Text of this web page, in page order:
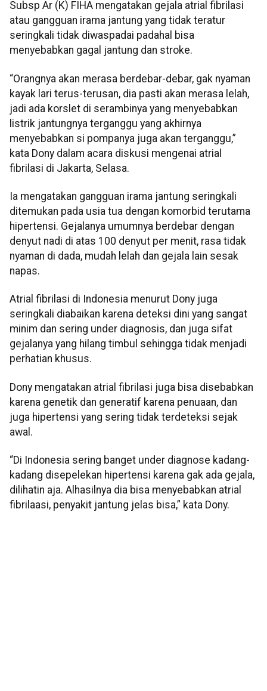
Subsp Ar (K) FIHA mengatakan gejala atrial fibrilasi
atau gangguan irama jantung yang tidak teratur
seringkali tidak diwaspadai padahal bisa
menyebabkan gagal jantung dan stroke.
“Orangnya akan merasa berdebar-debar, gak nyaman
kayak lari terus-terusan, dia pasti akan merasa lelah,
jadi ada korslet di serambinya yang menyebabkan
listrik jantungnya terganggu yang akhirnya
menyebabkan si pompanya juga akan terganggu,”
kata Dony dalam acara diskusi mengenai atrial
fibrilasi di Jakarta, Selasa.
Ia mengatakan gangguan irama jantung seringkali
ditemukan pada usia tua dengan komorbid terutama
hipertensi. Gejalanya umumnya berdebar dengan
denyut nadi di atas 100 denyut per menit, rasa tidak
nyaman di dada, mudah lelah dan gejala lain sesak
napas.
Atrial fibrilasi di Indonesia menurut Dony juga
seringkali diabaikan karena deteksi dini yang sangat
minim dan sering under diagnosis, dan juga sifat
gejalanya yang hilang timbul sehingga tidak menjadi
perhatian khusus.
Dony mengatakan atrial fibrilasi juga bisa disebabkan
karena genetik dan generatif karena penuaan, dan
juga hipertensi yang sering tidak terdeteksi sejak
awal.
“Di Indonesia sering banget under diagnose kadang-
kadang disepelekan hipertensi karena gak ada gejala,
dilihatin aja. Alhasilnya dia bisa menyebabkan atrial
fibrilaasi, penyakit jantung jelas bisa,” kata Dony.